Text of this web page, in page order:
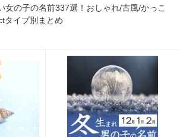
女の子の名前337選！おしゃれ/古風/かっこ
タイプ別まとめ